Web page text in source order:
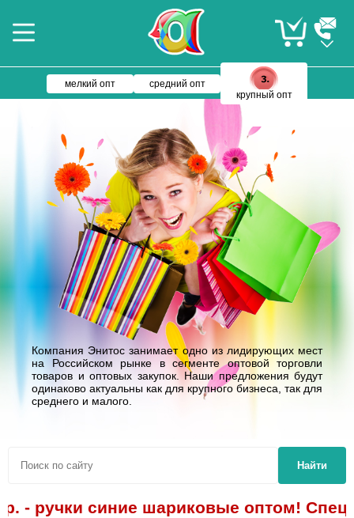
мелкий опт
средний опт
крупный опт
Компания Энитос занимает одно из лидирующих мест
на Российском рынке в сегменте оптовой торговли
товаров и оптовых закупок. Наши предложения будут
одинаково актуальны как для крупного бизнеса, так для
среднего и малого.
Найти
- ручки синие шариковые оптом!